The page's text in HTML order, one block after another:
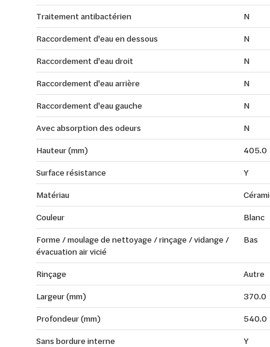
Traitement antibactérien
N
Raccordement d'eau en dessous
N
Raccordement d'eau droit
N
Raccordement d'eau arrière
N
Raccordement d'eau gauche
N
Avec absorption des odeurs
N
Hauteur (mm)
405.0
Surface résistance
Y
Matériau
Couleur
Blanc
Forme / moulage de nettoyage / rinçage / vidange /
évacuation air vicié
Bas
Rinçage
Autre
Largeur (mm)
370.0
Profondeur (mm)
540.0
Sans bordure interne
Y